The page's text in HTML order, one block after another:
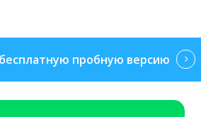
пробную версию